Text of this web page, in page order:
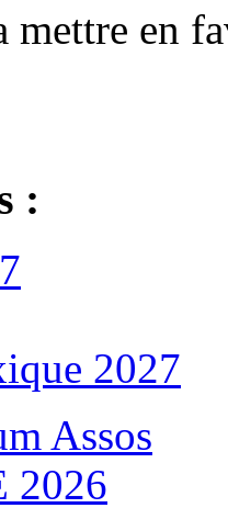
mettre en
:
2027
Assos
2026